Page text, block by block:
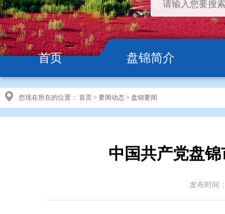
首页 盘锦简介
您现在所在的位置： 首页 > 要闻动态 > 盘锦要闻
中国共产党盘
发布时间